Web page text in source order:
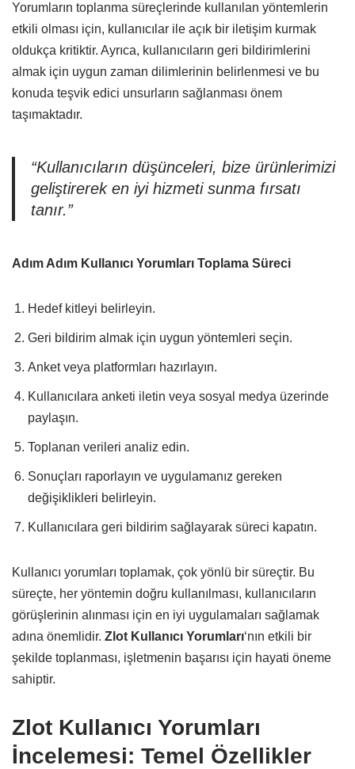
Yorumların toplanma süreçlerinde kullanılan yöntemlerin
etkili olması için, kullanıcılar ile açık bir iletişim kurmak
oldukça kritiktir. Ayrıca, kullanıcıların geri bildirimlerini
almak için uygun zaman dilimlerinin belirlenmesi ve bu
konuda teşvik edici unsurların sağlanması önem
taşımaktadır.
“Kullanıcıların düşünceleri, bize ürünlerimizi
geliştirerek en iyi hizmeti sunma fırsatı
tanır.”
Adım Adım Kullanıcı Yorumları Toplama Süreci
Hedef kitleyi belirleyin.
Geri bildirim almak için uygun yöntemleri seçin.
Anket veya platformları hazırlayın.
Kullanıcılara anketi iletin veya sosyal medya üzerinde
paylaşın.
Toplanan verileri analiz edin.
Sonuçları raporlayın ve uygulamanız gereken
değişiklikleri belirleyin.
Kullanıcılara geri bildirim sağlayarak süreci kapatın.
Kullanıcı yorumları toplamak, çok yönlü bir süreçtir. Bu
süreçte, her yöntemin doğru kullanılması, kullanıcıların
görüşlerinin alınması için en iyi uygulamaları sağlamak
adına önemlidir. Zlot Kullanıcı Yorumları‘nın etkili bir
şekilde toplanması, işletmenin başarısı için hayati öneme
sahiptir.
Zlot Kullanıcı Yorumları
İncelemesi: Temel Özellikler